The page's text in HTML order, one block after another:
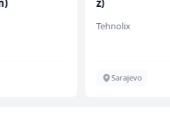
ž)
Tehnolix
Sarajevo